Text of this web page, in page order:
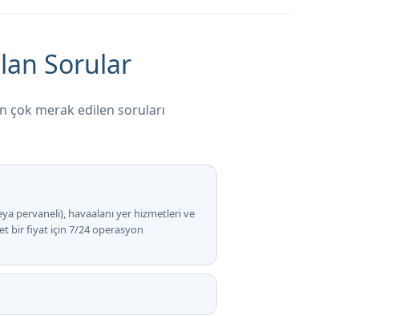
Sorular
çok merak edilen soruları
pervaneli), havaalanı yer hizmetleri ve
bir fiyat için 7/24 operasyon